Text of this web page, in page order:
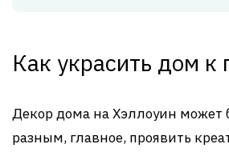
Как украсить дом к
Декор дома на Хэллоуин может
разным, главное, проявить